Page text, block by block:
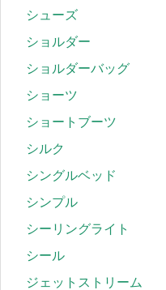
シューズ
ショルダー
ショルダーバッグ
ショーツ
ショートブーツ
シルク
シングルベッド
シンプル
シーリングライト
シール
ジェットストリーム